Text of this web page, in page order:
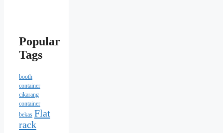
Popular
Tags
booth
container
cikarang
container
bekas Flat
rack